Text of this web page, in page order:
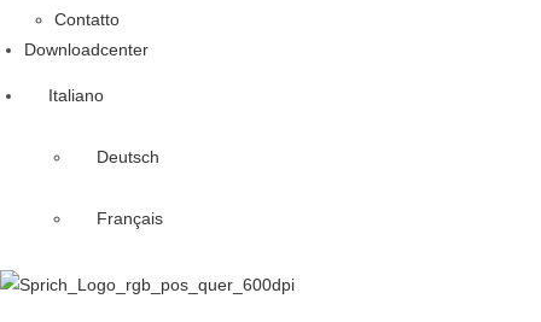
Contatto
Downloadcenter
Italiano
Deutsch
Français